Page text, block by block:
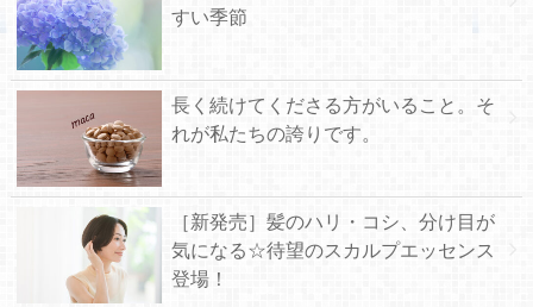
すい季節
長く続けてくださる方がいること。そ
れが私たちの誇りです。
［新発売］髪のハリ・コシ、分け目が
気になる☆待望のスカルプエッセンス
登場！